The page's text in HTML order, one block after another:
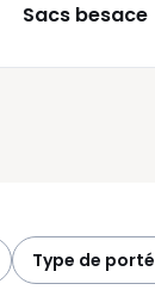
Sacs besace
type de porté